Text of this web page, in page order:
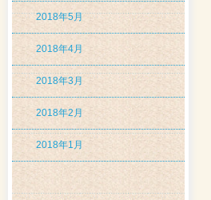
2018年5月
2018年4月
2018年3月
2018年2月
2018年1月